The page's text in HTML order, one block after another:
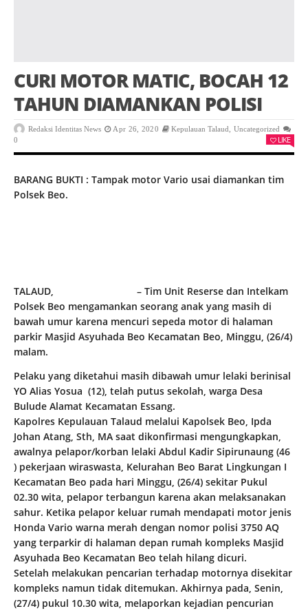
CURI MOTOR MATIC, BOCAH 12
TAHUN DIAMANKAN POLISI
Redaksi Identitas News Apr 26, 2020 Kepulauan Talaud
Uncategorized
0
LIKE
BARANG BUKTI : Tampak motor Vario usai diamankan tim
Polsek Beo.
TALAUD,
– Tim Unit Reserse dan Intelkam
Polsek Beo mengamankan seorang anak yang masih di
bawah umur karena mencuri sepeda motor di halaman
parkir Masjid Asyuhada Beo Kecamatan Beo, Minggu, (26/4)
malam.
Pelaku yang diketahui masih dibawah umur lelaki berinisal
YO Alias Yosua (12), telah putus sekolah, warga Desa
Bulude Alamat Kecamatan Essang.
Kapolres Kepulauan Talaud melalui Kapolsek Beo, Ipda
Johan Atang, Sth, MA saat dikonfirmasi mengungkapkan,
awalnya pelapor/korban lelaki Abdul Kadir Sipirunaung (46
) pekerjaan wiraswasta, Kelurahan Beo Barat Lingkungan I
Kecamatan Beo pada hari Minggu, (26/4) sekitar Pukul
02.30 wita, pelapor terbangun karena akan melaksanakan
sahur. Ketika pelapor keluar rumah mendapati motor jenis
Honda Vario warna merah dengan nomor polisi 3750 AQ
yang terparkir di halaman depan rumah kompleks Masjid
Asyuhada Beo Kecamatan Beo telah hilang dicuri.
Setelah melakukan pencarian terhadap motornya disekitar
kompleks namun tidak ditemukan. Akhirnya pada, Senin,
(27/4) pukul 10.30 wita, melaporkan kejadian pencurian